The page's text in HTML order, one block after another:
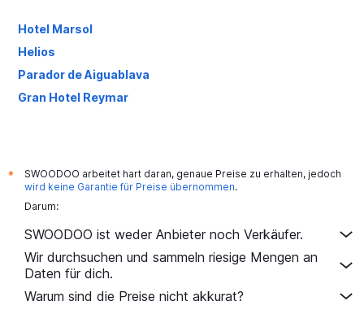
Hotel Marsol
Helios
Parador de Aiguablava
Gran Hotel Reymar
*
SWOODOO arbeitet hart daran, genaue Preise zu erhalten, jedoch
wird keine Garantie für Preise übernommen.
Darum:
SWOODOO ist weder Anbieter noch Verkäufer.
Wir durchsuchen und sammeln riesige Mengen an
Daten für dich.
Warum sind die Preise nicht akkurat?